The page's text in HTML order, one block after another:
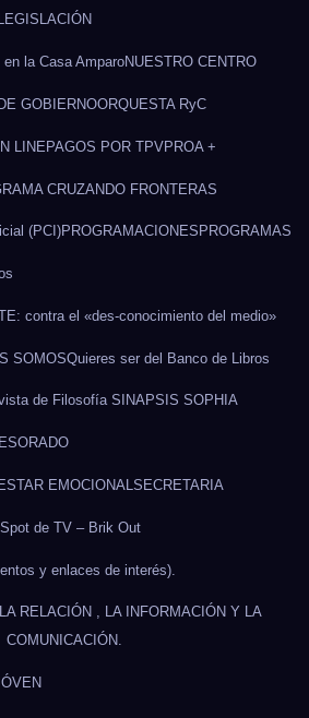
la Casa AmparoNUESTRO CENTRO
GOBIERNOORQUESTA RyC
LINE PAGOS POR TPVPROA +
CRUZANDO FRONTERAS
(PCI)PROGRAMACIONES PROGRAMAS
contra el «des-conocimiento del medio»
SOMOSQuieres ser del Banco de Libros
de Filosofía SINAPSIS SOPHIA
EMOCIONALSECRETARIA
Spot de TV – Brik Out
y enlaces de interés).
RELACIÓN , LA INFORMACIÓN Y LA
COMUNICACIÓN.